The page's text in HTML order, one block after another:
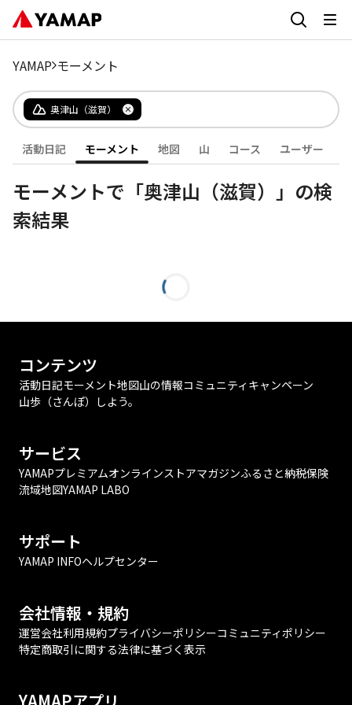
YAMAP モーメント
奥津山（滋賀）
活動日記 モーメント 地図 山 コース ユーザー
モーメントで「奥津山（滋賀）」の検
索結果
コンテンツ
活動日記モーメント地図山の情報コミュニティ キャンペーン
山歩（さんぽ）しよう。
サービス
YAMAPプレミアムオンラインストアマガジンふるさと納税保険
流域地図YAMAP LABO
サポート
YAMAP INFOヘルプセンター
会社情報・規約
運営会社利用規約プライバシーポリシーコミュニティポリシー
特定商取引に関する法律に基づく表示